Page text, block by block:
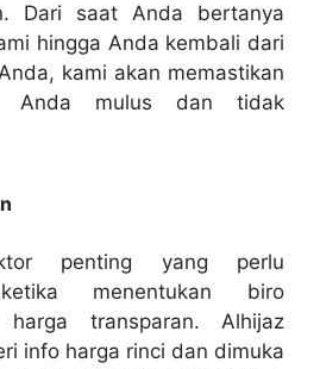
Dari saat Anda bertanya
hingga Anda kembali dari
kami akan memastikan
Anda mulus dan tidak
penting yang perlu
menentukan biro
transparan. Alhijaz
info harga rinci dan dimuka